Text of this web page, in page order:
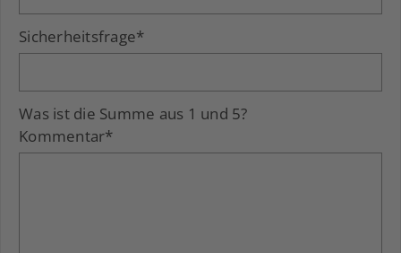
Sicherheitsfrage*
Was ist die Summe aus 1 und 5?
Kommentar*